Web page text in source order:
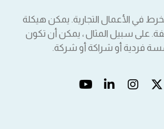
في الأعمال التجارية. يمكن هيكلة
على سبيل المثال ، يمكن أن تكون
فردية أو شراكة أو شركة.